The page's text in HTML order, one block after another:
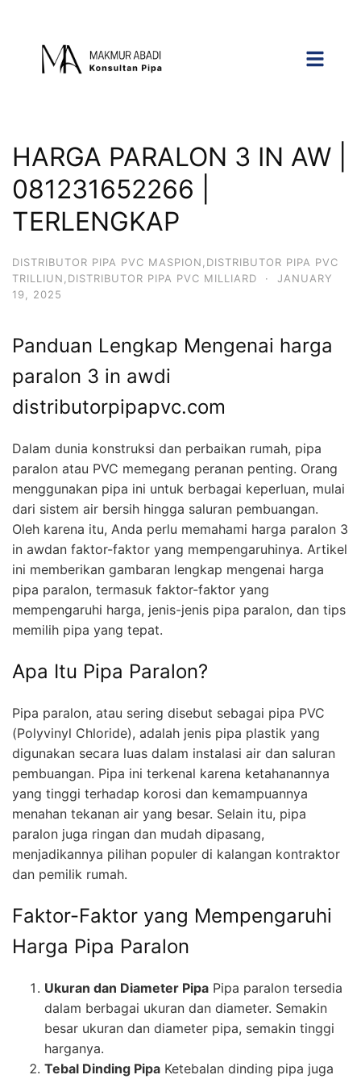
HARGA PARALON 3 IN AW |
081231652266 |
TERLENGKAP
DISTRIBUTOR PIPA PVC MASPION,DISTRIBUTOR PIPA PVC
TRILLIUN,DISTRIBUTOR PIPA PVC MILLIARD
·
JANUARY
19, 2025
Panduan Lengkap Mengenai harga
paralon 3 in awdi
distributorpipapvc.com
Dalam dunia konstruksi dan perbaikan rumah, pipa
paralon atau PVC memegang peranan penting. Orang
menggunakan pipa ini untuk berbagai keperluan, mulai
dari sistem air bersih hingga saluran pembuangan.
Oleh karena itu, Anda perlu memahami harga paralon 3
in awdan faktor-faktor yang mempengaruhinya. Artikel
ini memberikan gambaran lengkap mengenai harga
pipa paralon, termasuk faktor-faktor yang
mempengaruhi harga, jenis-jenis pipa paralon, dan tips
memilih pipa yang tepat.
Apa Itu Pipa Paralon?
Pipa paralon, atau sering disebut sebagai pipa PVC
(Polyvinyl Chloride), adalah jenis pipa plastik yang
digunakan secara luas dalam instalasi air dan saluran
pembuangan. Pipa ini terkenal karena ketahanannya
yang tinggi terhadap korosi dan kemampuannya
menahan tekanan air yang besar. Selain itu, pipa
paralon juga ringan dan mudah dipasang,
menjadikannya pilihan populer di kalangan kontraktor
dan pemilik rumah.
Faktor-Faktor yang Mempengaruhi
Harga Pipa Paralon
Ukuran dan Diameter Pipa Pipa paralon tersedia
dalam berbagai ukuran dan diameter. Semakin
besar ukuran dan diameter pipa, semakin tinggi
harganya.
Tebal Dinding Pipa Ketebalan dinding pipa juga